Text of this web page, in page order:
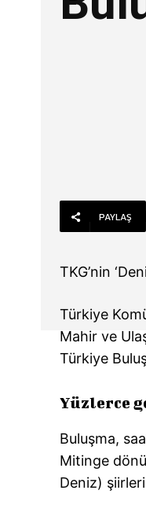
PAYLAŞ
TKG’nin
Türkiye
Mahir ve
Türkiye
Yüzlerce
Buluşma,
Mitinge
Deniz)